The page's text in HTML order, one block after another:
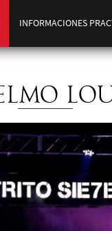
INFORMACIONES